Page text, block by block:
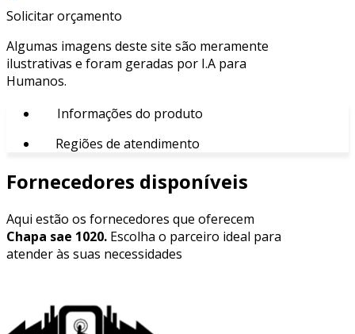
Solicitar orçamento
Algumas imagens deste site são meramente
ilustrativas e foram geradas por I.A para
Humanos.
Informações do produto
Regiões de atendimento
Fornecedores disponíveis
Aqui estão os fornecedores que oferecem
Chapa sae 1020. Escolha o parceiro ideal para
atender às suas necessidades